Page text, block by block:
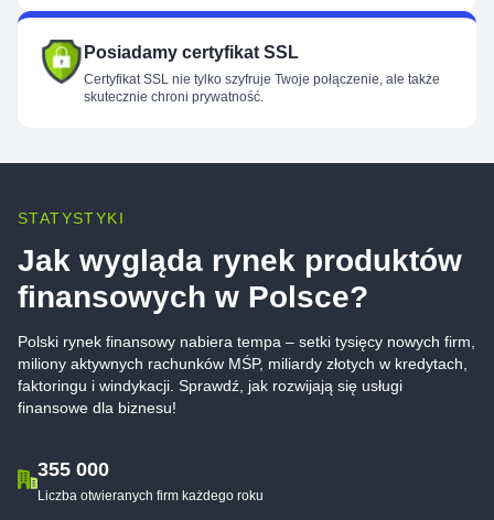
Posiadamy certyfikat SSL
Certyfikat SSL nie tylko szyfruje Twoje połączenie, ale także
skutecznie chroni prywatność.
STATYSTYKI
Jak wygląda rynek produktów
finansowych w Polsce?
Polski rynek finansowy nabiera tempa – setki tysięcy nowych firm,
miliony aktywnych rachunków MŚP, miliardy złotych w kredytach,
faktoringu i windykacji. Sprawdź, jak rozwijają się usługi
finansowe dla biznesu!
355 000
Liczba otwieranych firm każdego roku